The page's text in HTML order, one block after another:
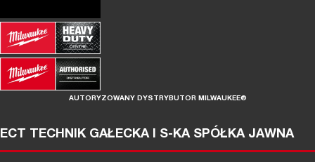
AUTORYZOWANY DYSTRYBUTOR MILWAUKEE®
ECT TECHNIK GAŁECKA I S-KA SPÓŁKA JAWNA